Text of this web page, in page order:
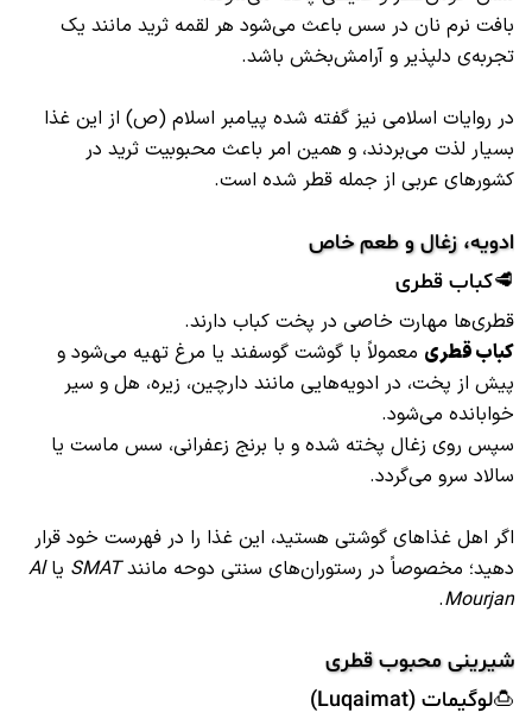
بافت نرم نان در سس باعث می‌شود هر لقمه ثرید مانند یک
تجربه‌ی دلپذیر و آرامش‌بخش باشد.
در روایات اسلامی نیز گفته شده پیامبر اسلام (ص) از این غذا
بسیار لذت می‌بردند، و همین امر باعث محبوبیت ثرید در
کشورهای عربی از جمله قطر شده است.
ادویه، زغال و طعم خاص
🥩کباب قطری
قطری‌ها مهارت خاصی در پخت کباب دارند.
کباب قطری معمولاً با گوشت گوسفند یا مرغ تهیه می‌شود و
پیش از پخت، در ادویه‌هایی مانند دارچین، زیره، هل و سیر
خوابانده می‌شود.
سپس روی زغال پخته شده و با برنج زعفرانی، سس ماست یا
سالاد سرو می‌گردد.
اگر اهل غذاهای گوشتی هستید، این غذا را در فهرست خود قرار
دهید؛ مخصوصاً در رستوران‌های سنتی دوحه مانندSMAT یاAl
Mourjan
.
شیرینی محبوب قطری
🍮لوگیمات (Luqaimat)